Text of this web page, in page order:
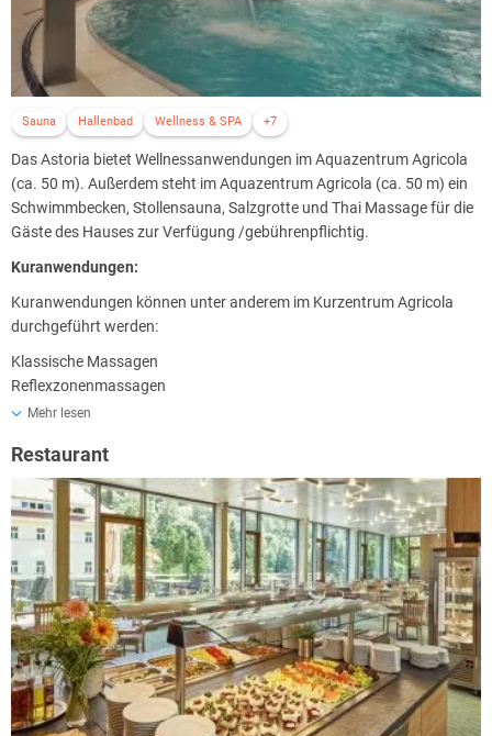
Sauna Hallenbad Wellness & SPA +7
Das Astoria bietet Wellnessanwendungen im Aquazentrum Agricola
(ca. 50 m). Außerdem steht im Aquazentrum Agricola (ca. 50 m) ein
Schwimmbecken, Stollensauna, Salzgrotte und Thai Massage für die
Gäste des Hauses zur Verfügung /gebührenpflichtig.
Kuranwendungen:
Kuranwendungen können unter anderem im Kurzentrum Agricola
durchgeführt werden:
Klassische Massagen
Reflexzonenmassagen
Akupunktur
Paraffinpackungen
Elektrotherapien
Oxygenotherapien
Radonbäder
Whirlbad
und vieles mehr
Wellness & Beauty:
Im Kurzentrum Agricola stehen folgende Einrichtungen zur
Verfügung:
Pool
Mehr lesen
Restaurant